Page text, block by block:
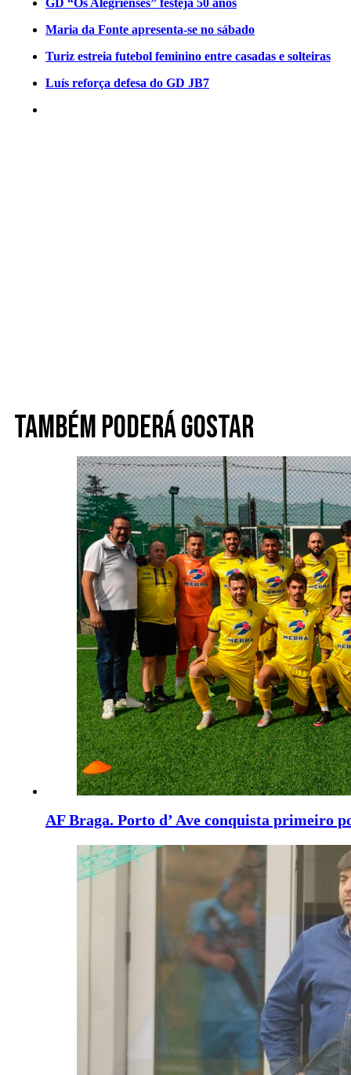
GD “Os Alegrienses” festeja 50 anos
Maria da Fonte apresenta-se no sábado
Turiz estreia futebol feminino entre casadas e solteiras
Luís reforça defesa do GD JB7
Também poderá gostar
AF Braga. Porto d’ Ave conquista primeiro